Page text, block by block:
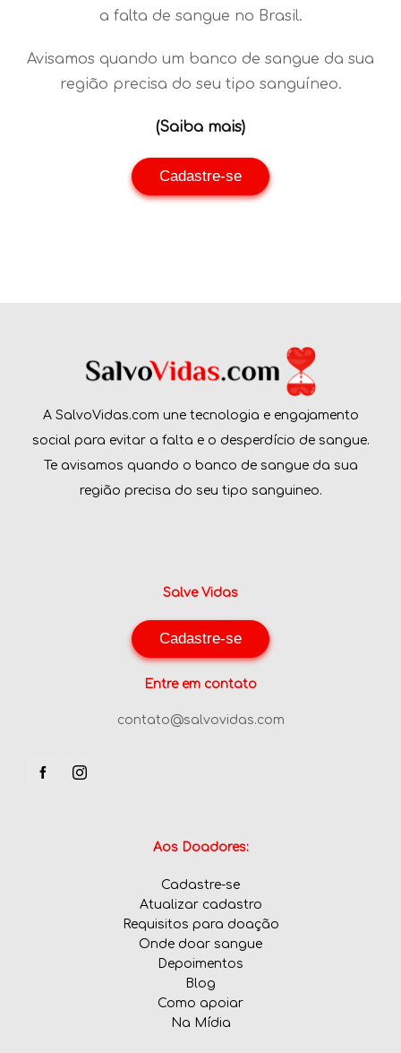
a falta de sangue no Brasil.
Avisamos quando um banco de sangue da sua
região precisa do seu tipo sanguíneo.
(Saiba mais)
Cadastre-se
A SalvoVidas.com une tecnologia e engajamento
social para evitar a falta e o desperdício de sangue.
Te avisamos quando o banco de sangue da sua
região precisa do seu tipo sanguineo.
Salve Vidas
Cadastre-se
Entre em contato
contato@salvovidas.com
Aos Doadores:
Cadastre-se
Atualizar cadastro
Requisitos para doação
Onde doar sangue
Depoimentos
Blog
Como apoiar
Na Mídia